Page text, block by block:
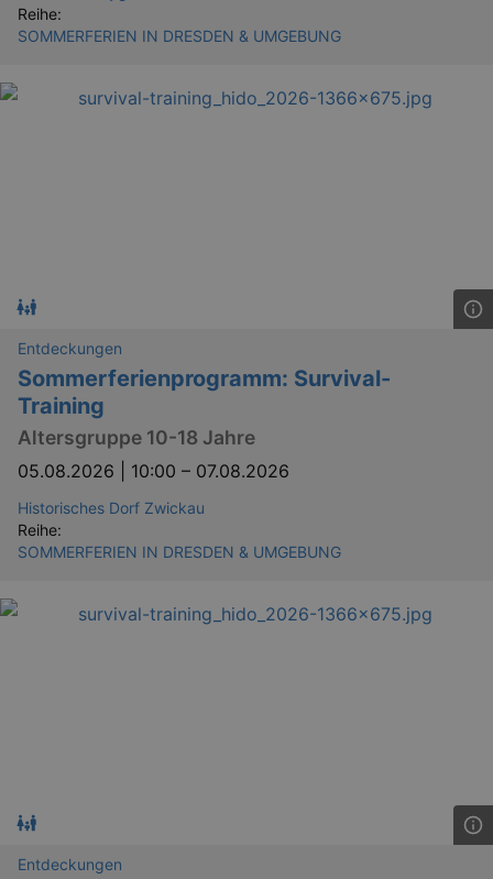
Reihe:
SOMMERFERIEN IN DRESDEN & UMGEBUNG
Entdeckungen
Sommerferienprogramm: Survival-
Training
Altersgruppe 10-18 Jahre
05.08.2026 | 10:00 – 07.08.2026
Historisches Dorf Zwickau
Reihe:
SOMMERFERIEN IN DRESDEN & UMGEBUNG
Entdeckungen